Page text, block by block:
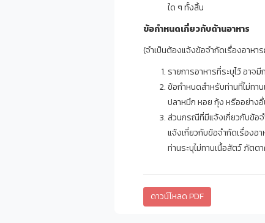
ใด ๆ ทั้งสิ้น
ข้อกำหนดเกี่ยวกับด้านอาหาร
(จำเป็นต้องแจ้งข้อจำกัดเรื่องอาหา
รายการอาหารที่ระบุไว้ อาจ
ข้อกำหนดสำหรับท่านที่ไม่ทา
ปลาหมึก หอย กุ้ง หรืออย่างอื่
ส่วนกรณีที่มีแจ้งเกี่ยวกับข้อจ
แจ้งเกี่ยวกับข้อจำกัดเรื่องอ
ท่านระบุไม่ทานเนื้อสัตว์ ภัต
ดาวน์โหลด PDF